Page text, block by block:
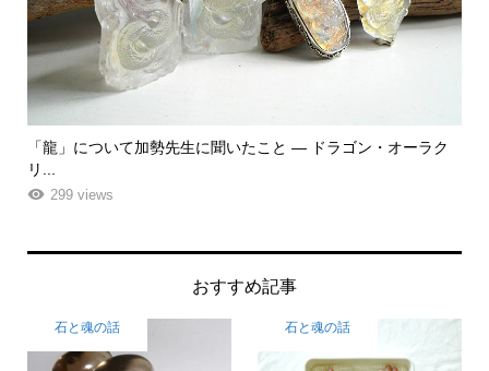
「飾る」から「使う」へ。鉱物と植物が織りなす贅沢なフラワ
ーエ...
261 views
おすすめ記事
石と魂の話 石と魂の話